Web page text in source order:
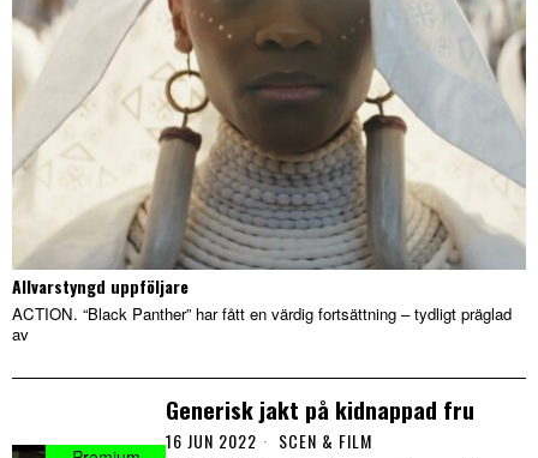
Allvarstyngd uppföljare
ACTION. “Black Panther” har fått en värdig fortsättning – tydligt präglad
av
Generisk jakt på kidnappad fru
16 JUN 2022 SCEN & FILM